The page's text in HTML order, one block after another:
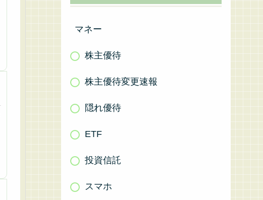
マネー
株主優待
株主優待変更速報
隠れ優待
ETF
投資信託
スマホ